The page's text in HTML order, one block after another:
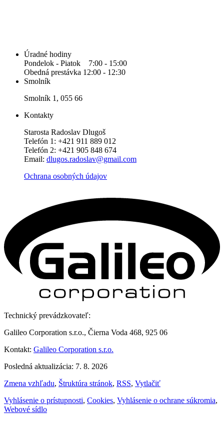
Úradné hodiny
Pondelok - Piatok 7:00 - 15:00
Obedná prestávka 12:00 - 12:30
Smolník
Smolník 1, 055 66
Kontakty
Starosta Radoslav Dlugoš
Telefón 1: +421 911 889 012
Telefón 2: +421 905 848 674
Email: dlugos.radoslav@gmail.com
Ochrana osobných údajov
Technický prevádzkovateľ:
Galileo Corporation s.r.o., Čierna Voda 468, 925 06
Kontakt: Galileo Corporation s.r.o.
Posledná aktualizácia: 7. 8. 2026
Zmena vzhľadu, Štruktúra stránok, RSS, Vytlačiť
Vyhlásenie o prístupnosti, Cookies, Vyhlásenie o ochrane súkromia,
Webové sídlo